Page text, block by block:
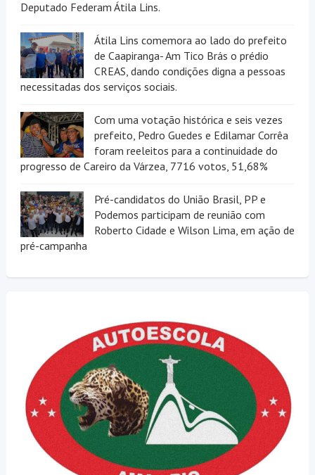
Deputado Federam Átila Lins.
Átila Lins comemora ao lado do prefeito
de Caapiranga- Am Tico Brás o prédio
CREAS, dando condições digna a pessoas
necessitadas dos serviços sociais.
Com uma votação histórica e seis vezes
prefeito, Pedro Guedes e Edilamar Corrêa
foram reeleitos para a continuidade do
progresso de Careiro da Várzea, 7716 votos, 51,68%
Pré-candidatos do União Brasil, PP e
Podemos participam de reunião com
Roberto Cidade e Wilson Lima, em ação de
pré-campanha